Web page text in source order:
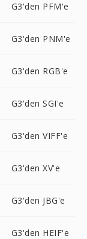
G3'den PFM'e
G3'den PNM'e
G3'den RGB'e
G3'den SGI'e
G3'den VIFF'e
G3'den XV'e
G3'den JBG'e
G3'den HEIF'e